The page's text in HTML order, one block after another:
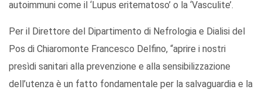
autoimmuni come il ‘Lupus eritematoso’ o la ‘Vasculite’.
Per il Direttore del Dipartimento di Nefrologia e Dialisi del
Pos di Chiaromonte Francesco Delfino, “aprire i nostri
presìdi sanitari alla prevenzione e alla sensibilizzazione
dell’utenza è un fatto fondamentale per la salvaguardia e la